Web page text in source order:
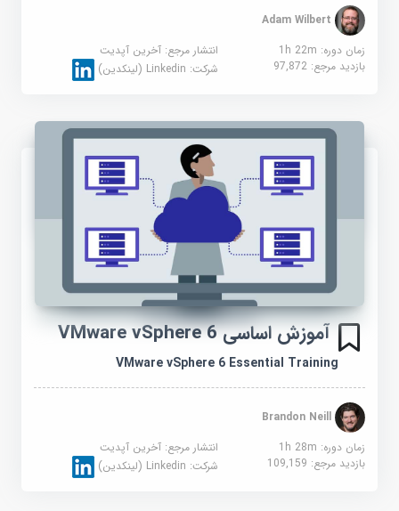
Adam Wilbert
زمان دوره: 1h 22m
انتشار مرجع:آخرین آپدیت
بازدید مرجع:97,872 شرکت:Linkedin (لینکدین)
آموزش اساسی VMware vSphere 6
VMware vSphere 6 Essential Training
Brandon Neill
زمان دوره: 1h 28m
انتشار مرجع:آخرین آپدیت
بازدید مرجع:109,159 شرکت:Linkedin (لینکدین)